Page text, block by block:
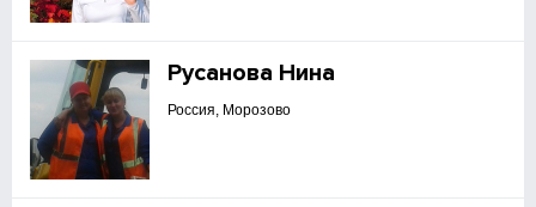
Русанова Нина
Россия, Морозово